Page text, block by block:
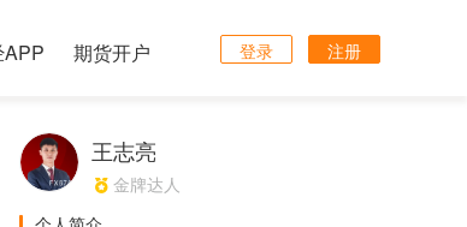
期货开户 登录 注册
王志亮
金牌达人